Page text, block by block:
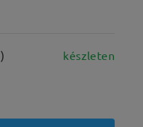
készleten